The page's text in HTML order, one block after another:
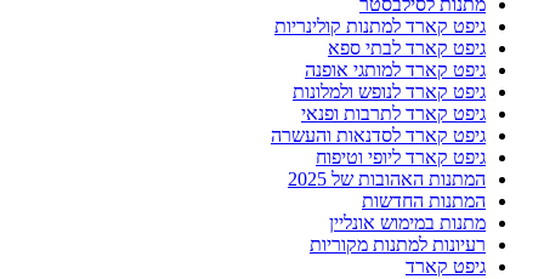
מתנות לסילבסטר
גיפט קארד למתנות קולינריות
גיפט קארד לבתי ספא
גיפט קארד למותגי אופנה
גיפט קארד לנופש ולמלונות
גיפט קארד לתרבות ופנאי
גיפט קארד לסדנאות והעשרה
גיפט קארד ליופי וטיפוח
המתנות האהובות של 2025
המתנות החדשות
מתנות במימוש אונליין
רעיונות למתנות מקוריות
גיפט קארד